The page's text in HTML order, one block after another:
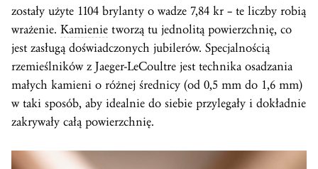
zostały użyte 1104 brylanty o wadze 7,84 kr – te liczby robią
wrażenie. Kamienie tworzą tu jednolitą powierzchnię, co
jest zasługą doświadczonych jubilerów. Specjalnością
rzemieślników z Jaeger-LeCoultre jest technika osadzania
małych kamieni o różnej średnicy (od 0,5 mm do 1,6 mm)
w taki sposób, aby idealnie do siebie przylegały i dokładnie
zakrywały całą powierzchnię.